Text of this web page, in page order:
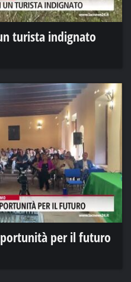
turista indignato
per il futuro